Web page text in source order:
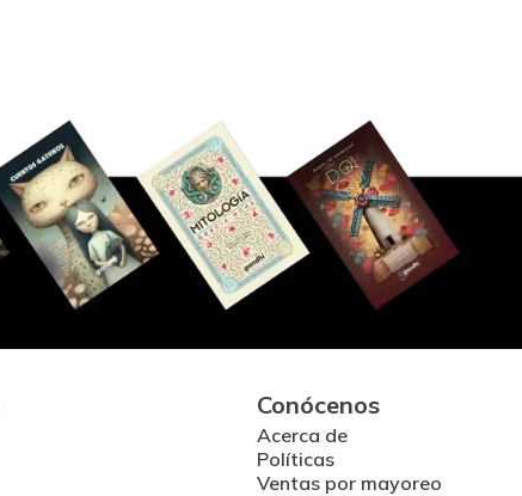
Conócenos
Acerca de
Políticas
Ventas por mayoreo